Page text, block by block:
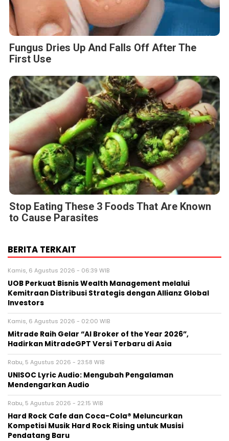
Fungus Dries Up And Falls Off After The
First Use
Stop Eating These 3 Foods That Are Known
to Cause Parasites
BERITA TERKAIT
Kamis, 6 Agustus 2026 - 06:39 WIB
UOB Perkuat Bisnis Wealth Management melalui
Kemitraan Distribusi Strategis dengan Allianz Global
Investors
Kamis, 6 Agustus 2026 - 02:00 WIB
Mitrade Raih Gelar “AI Broker of the Year 2026”,
Hadirkan MitradeGPT Versi Terbaru di Asia
Rabu, 5 Agustus 2026 - 23:58 WIB
UNISOC Lyric Audio: Mengubah Pengalaman
Mendengarkan Audio
Rabu, 5 Agustus 2026 - 22:15 WIB
Hard Rock Cafe dan Coca-Cola® Meluncurkan
Kompetisi Musik Hard Rock Rising untuk Musisi
Pendatang Baru